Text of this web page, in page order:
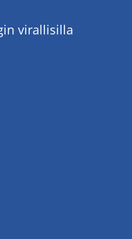
virallisilla